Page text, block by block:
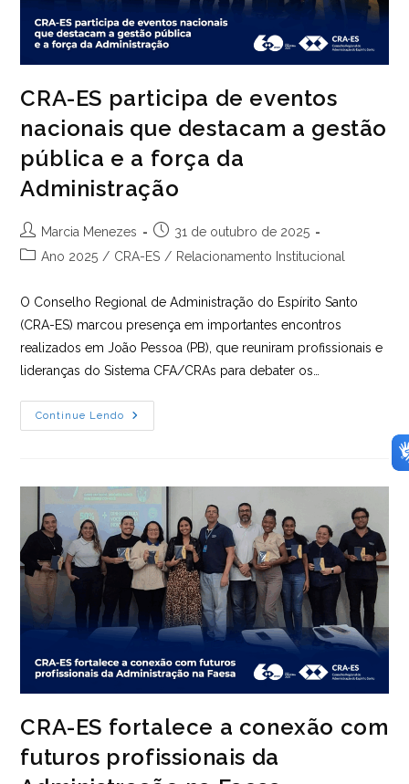
CRA-ES participa de eventos
nacionais que destacam a gestão
pública e a força da
Administração
Autor
do
Marcia Menezes
Post
publicado:
31 de outubro de 2025
Categoria
Ano 2025 / CRA-ES / Relacionamento Institucional
O Conselho Regional de Administração do Espírito Santo
(CRA-ES) marcou presença em importantes encontros
realizados em João Pessoa (PB), que reuniram profissionais e
lideranças do Sistema CFA/CRAs para debater os…
Continue Lendo
CRA-
ES
Que
Destacam
A
Gestão
Pública
E
A
Força
Da
Administração
CRA-ES fortalece a conexão com
futuros profissionais da